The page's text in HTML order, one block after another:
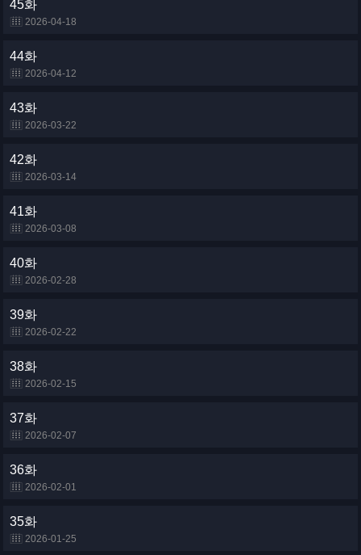
45화
2026-04-18
44화
2026-04-12
43화
2026-03-22
42화
2026-03-14
41화
2026-03-08
40화
2026-02-28
39화
2026-02-22
38화
2026-02-15
37화
2026-02-07
36화
2026-02-01
35화
2026-01-25